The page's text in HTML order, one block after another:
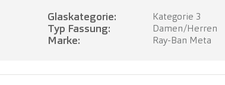
Glaskategorie: Kategorie 3
Typ Fassung: Damen/Herren
Marke: Ray-Ban Meta